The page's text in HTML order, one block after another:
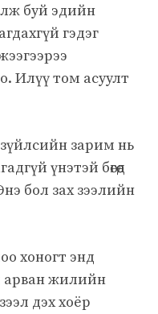
буй эдийн
гэдэг
Илүү том асуулт
зарим нь
үнэтэй бөгөөд
бол зах зээлийн
хоногт энд
арван жилийн
зээл дэх хоёр